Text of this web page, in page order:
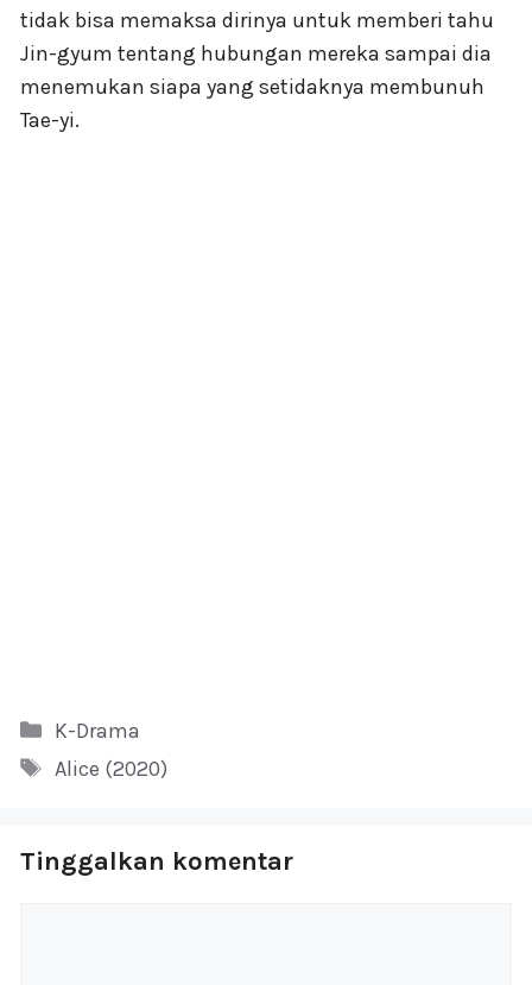
tidak bisa memaksa dirinya untuk memberi tahu
Jin-gyum tentang hubungan mereka sampai dia
menemukan siapa yang setidaknya membunuh
Tae-yi.
Kategori
K-Drama
Tag
Alice (2020)
Tinggalkan komentar